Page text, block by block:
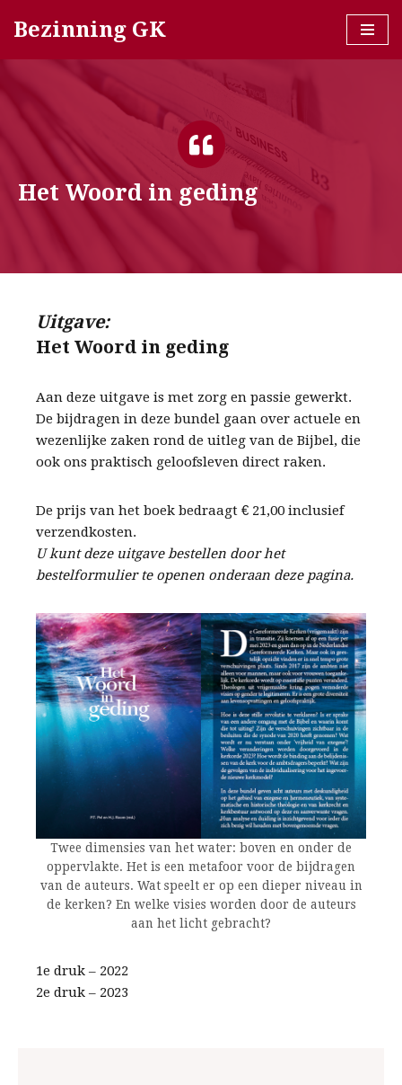
Bezinning GK
Het Woord in geding
Uitgave:
Het Woord in geding
Aan deze uitgave is met zorg en passie gewerkt.
De bijdragen in deze bundel gaan over actuele en
wezenlijke zaken rond de uitleg van de Bijbel, die
ook ons praktisch geloofsleven direct raken.
De prijs van het boek bedraagt € 21,00 inclusief
verzendkosten.
U kunt deze uitgave bestellen door het
bestelformulier te openen onderaan deze pagina.
Twee dimensies van het water: boven en onder de
oppervlakte. Het is een metafoor voor de bijdragen
van de auteurs. Wat speelt er op een dieper niveau in
de kerken? En welke visies worden door de auteurs
aan het licht gebracht?
1e druk – 2022
2e druk – 2023